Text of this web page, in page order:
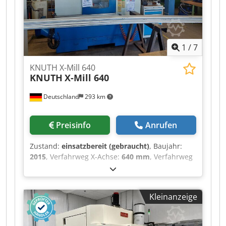
1 /7
Deutschland 293 km
KNUTH X-Mill 640
KNUTH X-Mill 640
Preisinfo Anrufen
Zustand: einsatzbereit (gebraucht), Baujahr:
2015, Verfahrweg X-Achse: 640 mm, Verfahrweg
, Verfahrweg Z-Achse:
Steuerungshersteller:SIEMENS,
Steuerungsmodell:828D, Gesamthöhe:2’300
mm, Gesamtbreite:1’800 mm, Tischbreite:750
mm, Tischlänge: 360 mm, Tischbelastung:300
kg, Gesamtgewicht:4’200 kg, Spindeldrehzahl
Kleinanzeige